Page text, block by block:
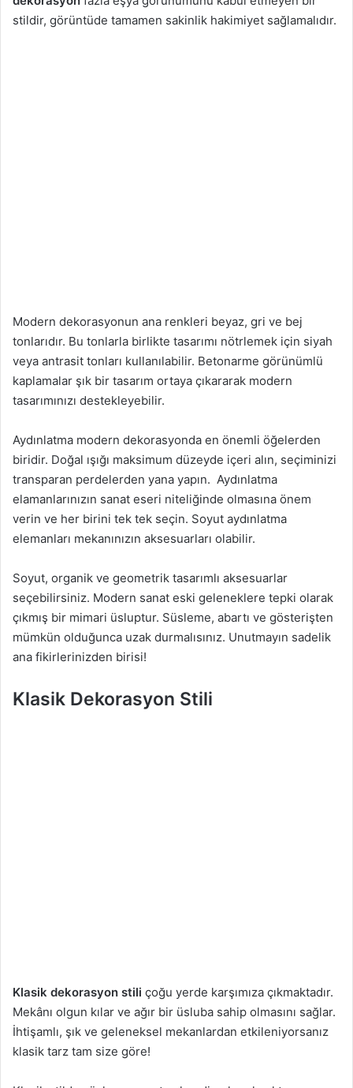
stildir, görüntüde tamamen sakinlik hakimiyet sağlamalıdır.
Modern dekorasyonun ana renkleri beyaz, gri ve bej
tonlarıdır. Bu tonlarla birlikte tasarımı nötrlemek için siyah
veya antrasit tonları kullanılabilir. Betonarme görünümlü
kaplamalar şık bir tasarım ortaya çıkararak modern
tasarımınızı destekleyebilir.
Aydınlatma modern dekorasyonda en önemli öğelerden
biridir. Doğal ışığı maksimum düzeyde içeri alın, seçiminizi
transparan perdelerden yana yapın. Aydınlatma
elamanlarınızın sanat eseri niteliğinde olmasına önem
verin ve her birini tek tek seçin. Soyut aydınlatma
elemanları mekanınızın aksesuarları olabilir.
Soyut, organik ve geometrik tasarımlı aksesuarlar
seçebilirsiniz. Modern sanat eski geleneklere tepki olarak
çıkmış bir mimari üsluptur. Süsleme, abartı ve gösterişten
mümkün olduğunca uzak durmalısınız. Unutmayın sadelik
ana fikirlerinizden birisi!
Klasik Dekorasyon Stili
Klasik dekorasyon stili çoğu yerde karşımıza çıkmaktadır.
Mekânı olgun kılar ve ağır bir üsluba sahip olmasını sağlar.
İhtişamlı, şık ve geleneksel mekanlardan etkileniyorsanız
klasik tarz tam size göre!